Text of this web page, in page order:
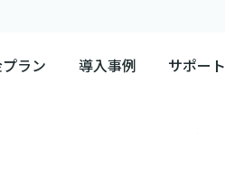
ラン 導入事例 サポート